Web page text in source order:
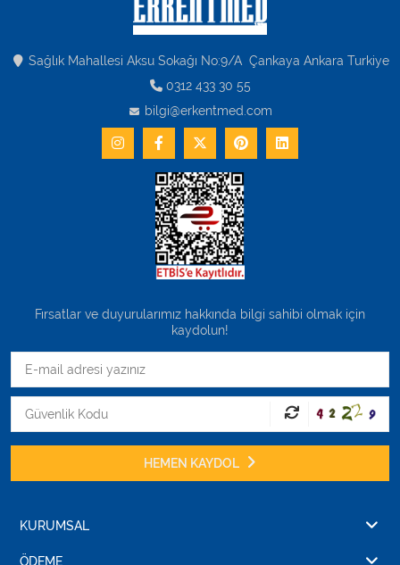
Sağlık Mahallesi Aksu Sokağı No:9/A Çankaya Ankara Turkiye
0312 433 30 55
bilgi@erkentmed.com
Fırsatlar ve duyurularımız hakkında bilgi sahibi olmak için
kaydolun!
HEMEN KAYDOL
KURUMSAL
ÖDEME